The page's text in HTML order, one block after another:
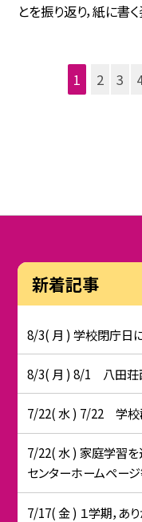
とを振り返り，紙に書
1 2 3
新着記事
8/3( 月 ) 学校閉庁日
8/3( 月 ) 8/1 八田荘
7/22( 水 ) 7/22 学
7/22( 水 ) 家庭学習を
センターホームページ
7/17( 金 ) １学期，あ